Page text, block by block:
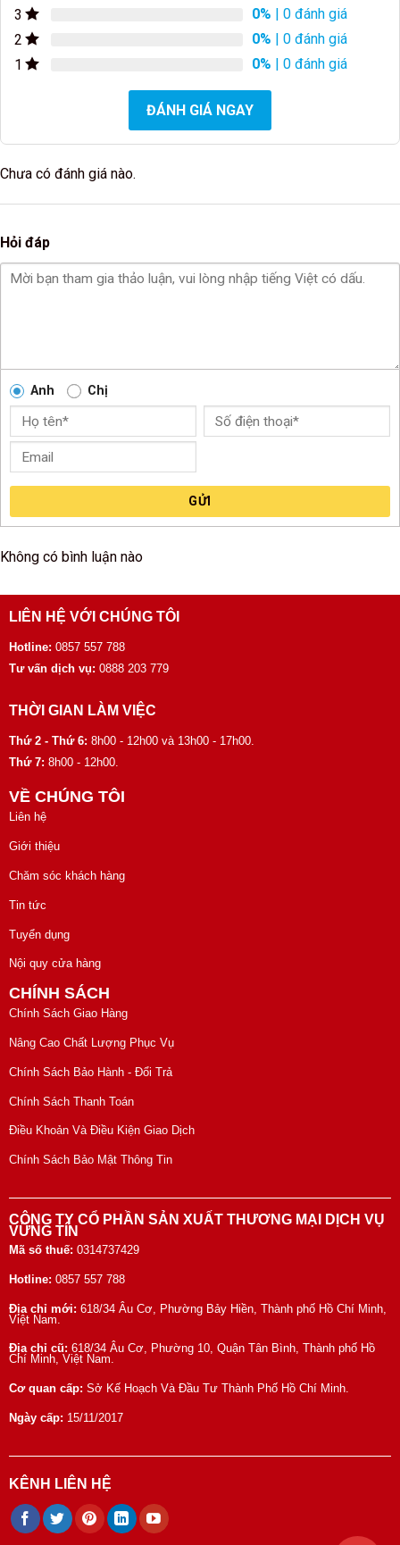
3
0% | 0 đánh giá
2
0% | 0 đánh giá
1
0% | 0 đánh giá
ĐÁNH GIÁ NGAY
Chưa có đánh giá nào.
Hỏi đáp
Anh Chị
GỬI
Không có bình luận nào
LIÊN HỆ VỚI CHÚNG TÔI
Hotline: 0857 557 788
Tư vấn dịch vụ: 0888 203 779
THỜI GIAN LÀM VIỆC
Thứ 2 - Thứ 6: 8h00 - 12h00 và 13h00 - 17h00.
Thứ 7: 8h00 - 12h00.
VỀ CHÚNG TÔI
Liên hệ
Giới thiệu
Chăm sóc khách hàng
Tin tức
Tuyển dụng
Nội quy cửa hàng
CHÍNH SÁCH
Chính Sách Giao Hàng
Nâng Cao Chất Lượng Phục Vụ
Chính Sách Bảo Hành - Đổi Trả
Chính Sách Thanh Toán
Điều Khoản Và Điều Kiện Giao Dịch
Chính Sách Bảo Mật Thông Tin
CÔNG TY CỔ PHẦN SẢN XUẤT THƯƠNG MẠI DỊCH VỤ
VỮNG TÍN
Mã số thuế: 0314737429
Hotline: 0857 557 788
Địa chỉ mới: 618/34 Âu Cơ, Phường Bảy Hiền, Thành phố Hồ Chí Minh,
Việt Nam.
Địa chỉ cũ: 618/34 Âu Cơ, Phường 10, Quận Tân Bình, Thành phố Hồ
Chí Minh, Việt Nam.
Cơ quan cấp: Sở Kế Hoạch Và Đầu Tư Thành Phố Hồ Chí Minh.
Ngày cấp: 15/11/2017
KÊNH LIÊN HỆ